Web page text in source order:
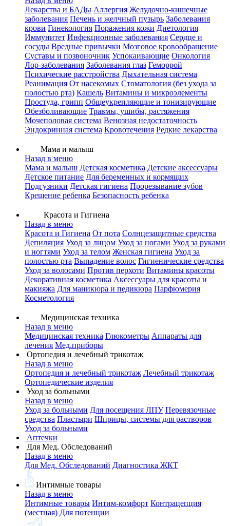
Лекарства и БАДы Аллергия Желудочно-кишечные
заболевания Печень и желчный пузырь Заболевания
крови Гинекология Поражения кожи Диетология
Иммунитет Инфекционные заболевания Сердце и
сосуды Вредные привычки Мозговое кровообращение
Суставы и позвоночник Успокаивающие Онкология
Лор-заболевания Заболевания глаз Геморрой
Психические расстройства Дыхательная система
Реанимация От насекомых Стоматология (без ухода за
полостью рта) Кашель Витамины и микроэлементы
Простуда, грипп Общеукрепляющие и тонизирующие
Обезболивающие Травмы, ушибы, растяжения
Мочеполовая система Венозная недостаточность
Эндокринная система Кровотечения Редкие лекарства
Мама и малыш
Назад в меню
Мама и малыш Детская косметика Детские аксессуары
Детское питание Для беременных и кормящих
Подгузники Детская гигиена Прорезывание зубов
Крещение ребенка Безопасность ребенка
Красота и Гигиена
Назад в меню
Красота и Гигиена От пота Солнцезащитные средства
Депиляция Уход за лицом Уход за ногами Уход за руками
и ногтями Уход за телом Женская гигиена Уход за
полостью рта Выпадение волос Гигиенические средства
Уход за волосами Против перхоти Витамины красоты
Декоративная косметика Аксессуары для красоты и
макияжа Для маникюра и педикюра Парфюмерия
Косметология
Медицинская техника
Назад в меню
Медицинская техника Глюкометры Аппараты для
лечения Мед.приборы
Ортопедия и лечебный трикотаж
Назад в меню
Ортопедия и лечебный трикотаж Лечебный трикотаж
Ортопедические изделия
Уход за больными
Назад в меню
Уход за больными Для посещения ЛПУ Перевязочные
средства Пластыри Шприцы, системы для растворов
Уход за больными
Аптечки
Для Мед. Обследований
Назад в меню
Для Мед. Обследований Диагностика ЖКТ
Интимные товары
Назад в меню
Интимные товары Интим-комфорт Контрацепция
(местная) Для потенции